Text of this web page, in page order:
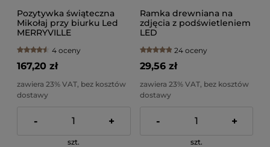
Pozytywka świąteczna
Mikołaj przy biurku Led
MERRYVILLE
4 oceny
167,20 zł
zawiera 23% VAT, bez kosztów
dostawy
- +
szt.
Ramka drewniana na
zdjęcia z podświetleniem
LED
24 oceny
29,56 zł
zawiera 23% VAT, bez kosztów
dostawy
- +
szt.